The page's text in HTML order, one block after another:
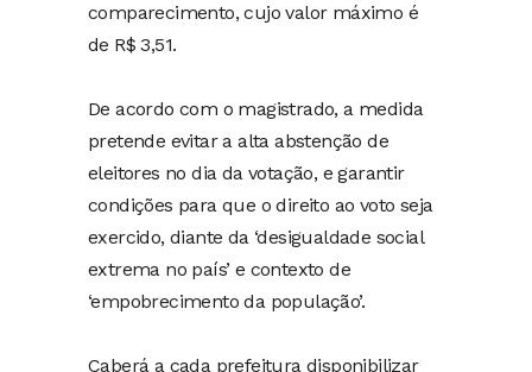
comparecimento, cujo valor máximo é
de R$ 3,51.
De acordo com o magistrado, a medida
pretende evitar a alta abstenção de
eleitores no dia da votação, e garantir
condições para que o direito ao voto seja
exercido, diante da ‘desigualdade social
extrema no país’ e contexto de
‘empobrecimento da população’.
Caberá a cada prefeitura disponibilizar